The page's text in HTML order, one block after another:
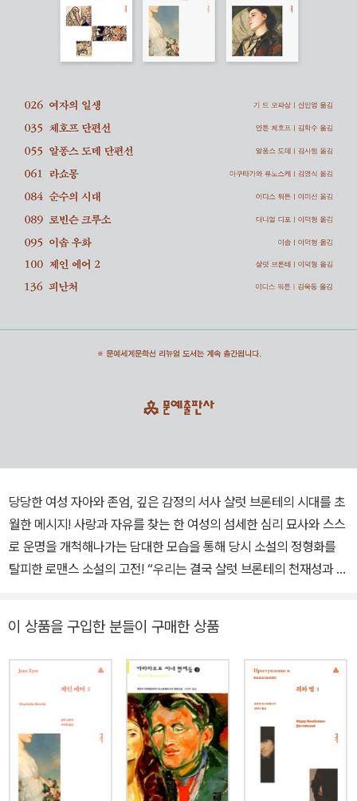
당당한 여성 자아와 존엄, 깊은 감정의 서사 샬럿 브론테의 시대를 초
월한 메시지! 사랑과 자유를 찾는 한 여성의 섬세한 심리 묘사와 스스
로 운명을 개척해나가는 담대한 모습을 통해 당시 소설의 정형화를
탈피한 로맨스 소설의 고전! “우리는 결국 샬럿 브론테의 천재성과 열
불행하게 지내던 제인은 가정교사로 들어간 집의 주인인 로체스터와
사랑에 빠진다. 하지만 결혼을 앞두고 로체스터와 저택의 비밀을 알
게 되고 선택의 기로에 선다. 《제인 에어》는 연애와 결혼을 사회적,
외부적 사건으로 취급하여 인물의 심리에는 깊이 들어가지 않던 당시
소설과 달리 번민하는 제인의 심리를 깊이 파고든다. 또한 어떤 것에
도 굴복하지 않는 제인의 독립심은 여성을 남성의 종속물로 보던 통
념에 일침을 가할 뿐만 아니라 제인과 로체스터를 전통적 미남미녀로
그리지 않고 개성미를 강조하여 참신하고 독창적으로 인물을 표현했
이 상품을 구입한 분들이 구매한 상품